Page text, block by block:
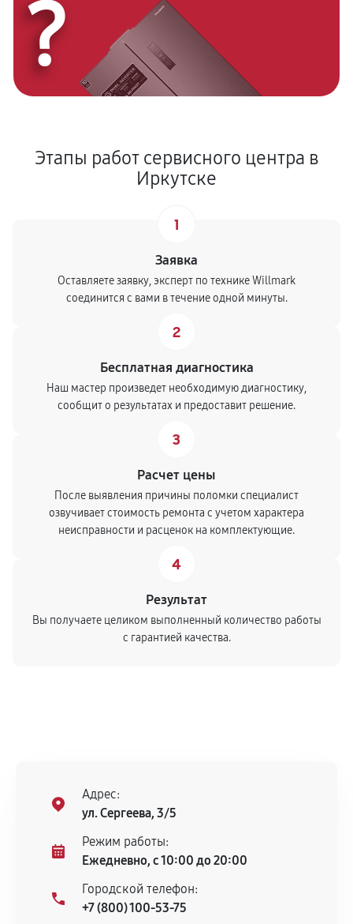
?
Этапы работ сервисного центра в
Иркутске
1
Заявка
Оставляете заявку, эксперт по технике Willmark
соединится с вами в течение одной минуты.
2
Бесплатная диагностика
Наш мастер произведет необходимую диагностику,
сообщит о результатах и предоставит решение.
3
Расчет цены
После выявления причины поломки специалист
озвучивает стоимость ремонта с учетом характера
неисправности и расценок на комплектующие.
4
Результат
Вы получаете целиком выполненный количество работы
с гарантией качества.
Адрес:
ул. Сергеева, 3/5
Режим работы:
Ежедневно, с 10:00 до 20:00
Городской телефон:
+7 (800) 100-53-75